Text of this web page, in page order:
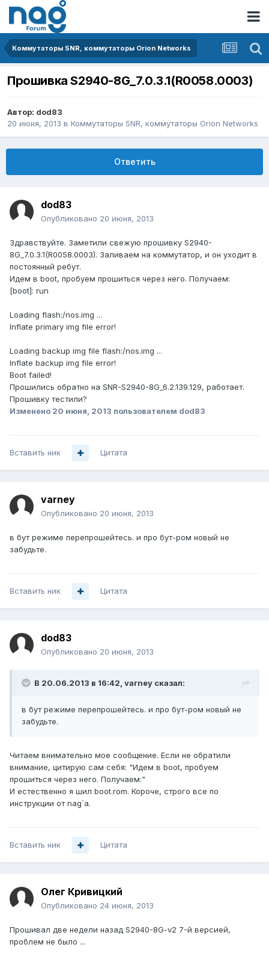
Коммутаторы SNR, коммутаторы Orion Networks
Прошивка S2940-8G_7.0.3.1(R0058.0003)
Автор: dod83
20 июня, 2013 в Коммутаторы SNR, коммутаторы Orion Networks
Ответить
dod83
Опубликовано 20 июня, 2013
Здравствуйте. Заметили свежую прошивку S2940-
8G_7.0.3.1(R0058.0003). Заливаем на коммутатор, и он уходит в
постоянный ребут.
Идем в boot, пробуем прошиться через него. Получаем:
[boot]: run
Loading flash:/nos.img ...
Inflate primary img file error!
Loading backup img file flash:/nos.img ...
Inflate backup img file error!
Boot failed!
Прошились обратно на SNR-S2940-8G_6.2.139.129, работает.
Прошивку тестили?
Изменено 20 июня, 2013 пользователем dod83
Вставить ник Цитата
varney
Опубликовано 20 июня, 2013
в бут режиме перепрошейтесь. и про бут-ром новый не
забудьте.
Вставить ник Цитата
dod83
Опубликовано 20 июня, 2013
В 20.06.2013 в 16:42, varney сказал:
в бут режиме перепрошейтесь. и про бут-ром новый не
забудьте.
Читаем внимательно мое сообщение. Если не обратили
внимание, цитирую сам себя: "Идем в boot, пробуем
прошиться через него. Получаем:"
И естественно я шил boot.rom. Короче, строго все по
инструкции от nag`а.
Вставить ник Цитата
Олег Кривицкий
Опубликовано 24 июня, 2013
Прошивал две недели назад S2940-8G-v2 7-й версией,
проблем не было ...